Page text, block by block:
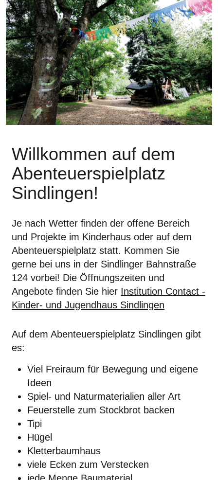
Willkommen auf dem
Abenteuerspielplatz
Sindlingen!
Je nach Wetter finden der offene Bereich
und Projekte im Kinderhaus oder auf dem
Abenteuerspielplatz statt. Kommen Sie
gerne bei uns in der Sindlinger Bahnstraße
124 vorbei! Die Öffnungszeiten und
Angebote finden Sie hier Institution Contact -
Kinder- und Jugendhaus Sindlingen
Auf dem Abenteuerspielplatz Sindlingen gibt
es:
Viel Freiraum für Bewegung und eigene
Ideen
Spiel- und Naturmaterialien aller Art
Feuerstelle zum Stockbrot backen
Tipi
Hügel
Kletterbaumhaus
viele Ecken zum Verstecken